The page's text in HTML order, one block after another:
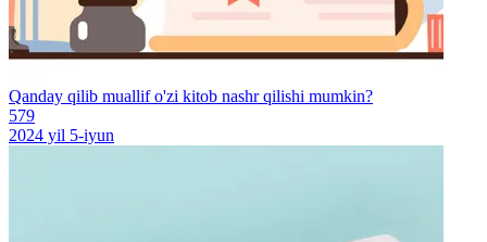
Qanday qilib muallif o'zi kitob nashr qilishi mumkin?
579
2024 yil 5-iyun